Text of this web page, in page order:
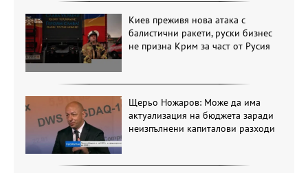
Киев преживя нова атака с
балистични ракети, руски бизнес
не призна Крим за част от Русия
Щерьо Ножаров: Може да има
актуализация на бюджета заради
неизпълнени капиталови разходи